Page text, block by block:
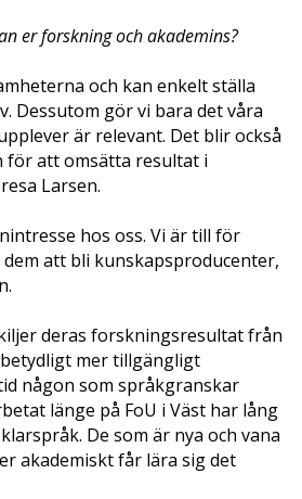
er forskning och akademins?
och kan enkelt ställa
Dessutom gör vi bara det våra
är relevant. Det blir också
att omsätta resultat i
Larsen.
hos oss. Vi är till för
att bli kunskapsproducenter,
deras forskningsresultat från
mer tillgängligt
någon som språkgranskar
länge på FoU i Väst har lång
De som är nya och vana
akademiskt får lära sig det